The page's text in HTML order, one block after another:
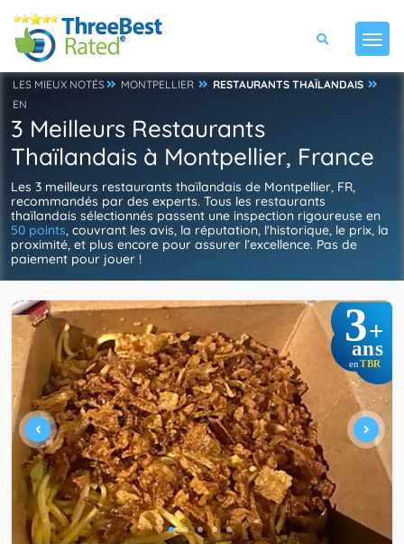
LES MIEUX NOTÉS MONTPELLIER
RESTAURANTS THAÏLANDAIS
EN
3 Meilleurs Restaurants
Thaïlandais à Montpellier, France
Les 3 meilleurs restaurants thaïlandais de Montpellier, FR,
recommandés par des experts. Tous les restaurants
thaïlandais sélectionnés passent une inspection rigoureuse en
50 points, couvrant les avis, la réputation, l'historique, le prix, la
proximité, et plus encore pour assurer l’excellence. Pas de
paiement pour jouer !
3+
ans
en TBR